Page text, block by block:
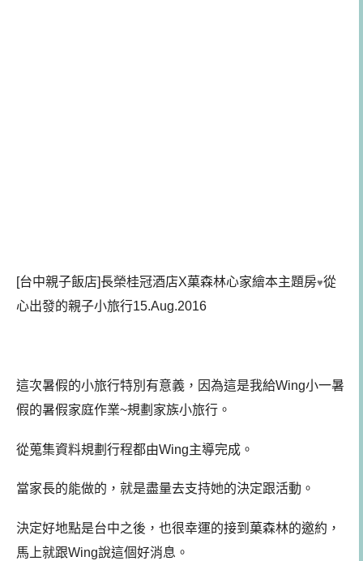
[台中親子飯店]長榮桂冠酒店X菓森林心家繪本主題房♥從
心出發的親子小旅行15.Aug.2016
這次暑假的小旅行特別有意義，因為這是我給Wing小一暑
假的暑假家庭作業~規劃家族小旅行。
從蒐集資料規劃行程都由Wing主導完成。
當家長的能做的，就是盡量去支持她的決定跟活動。
決定好地點是台中之後，也很幸運的接到菓森林的邀約，
馬上就跟Wing說這個好消息。